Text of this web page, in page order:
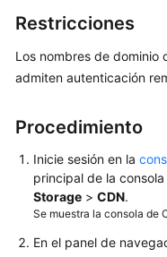
la
validación
de
referencia
de
una
ACL
Configuración
de
Restricciones
Los nombres de dominio
admiten autenticación
Procedimiento
Inicie sesión en la
principal de la
Storage > CDN.
Se muestra la consola de
En el panel de